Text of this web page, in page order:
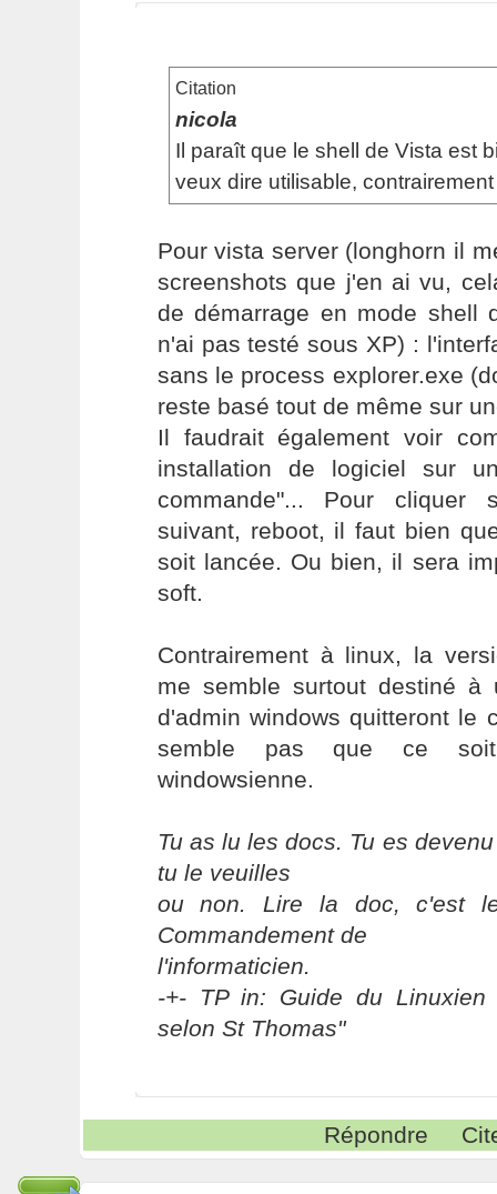
Citation
nicola
Il paraît que le shell de Vista est
veux dire utilisable,
Pour vista server (longhorn il
screenshots que j'en ai vu,
de démarrage en mode shell
n'ai pas testé sous XP) :
sans le process explorer.exe
reste basé tout de même sur
Il faudrait également voir
installation de logiciel sur
commande"... Pour cliquer
suivant, reboot, il faut bien
soit lancée. Ou bien, il sera
soft.
Contrairement à linux, la
me semble surtout destiné à
d'admin windows quitteront le
semble pas que ce
windowsienne.
Tu as lu les docs. Tu es
tu le veuilles
ou non. Lire la doc, c'est
Commandement de
l'informaticien.
-+- TP in: Guide du Linuxien
selon St Thomas"
Répondre